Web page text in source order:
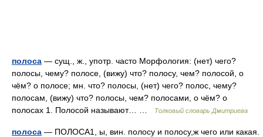
полоса — сущ., ж., употр. часто Морфология: (нет) чего?
полосы, чему? полосе, (вижу) что? полосу, чем? полосой, о
чём? о полосе; мн. что? полосы, (нет) чего? полос, чему?
полосам, (вижу) что? полосы, чем? полосами, о чём? о
полосах 1. Полосой называют… …
Толковый словарь Дмитриева
полоса — ПОЛОСА1, ы, вин. полосу и полосу,ж чего или какая.